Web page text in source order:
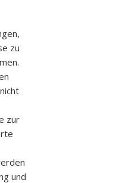
zu
zur
und